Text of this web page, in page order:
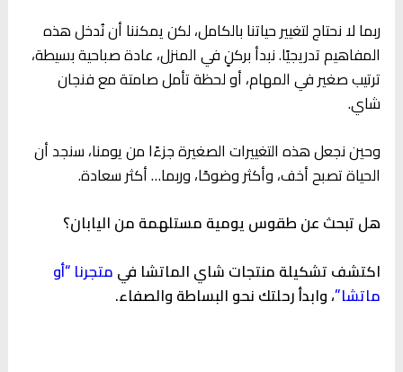
ربما لا نحتاج لتغيير حياتنا بالكامل، لكن يمكننا أن نُدخل هذه
المفاهيم تدريجيًا. نبدأ بركنٍ في المنزل، عادة صباحية بسيطة،
ترتيب صغير في المهام، أو لحظة تأمل صامتة مع فنجان
شاي.
وحين نجعل هذه التغييرات الصغيرة جزءًا من يومنا، سنجد أن
الحياة تصبح أخف، وأكثر وضوحًا، وربما… أكثر سعادة.
هل تبحث عن طقوس يومية مستلهمة من اليابان؟
اكتشف تشكيلة منتجات شاي الماتشا في متجرنا “أو
ماتشا”، وابدأ رحلتك نحو البساطة والصفاء.